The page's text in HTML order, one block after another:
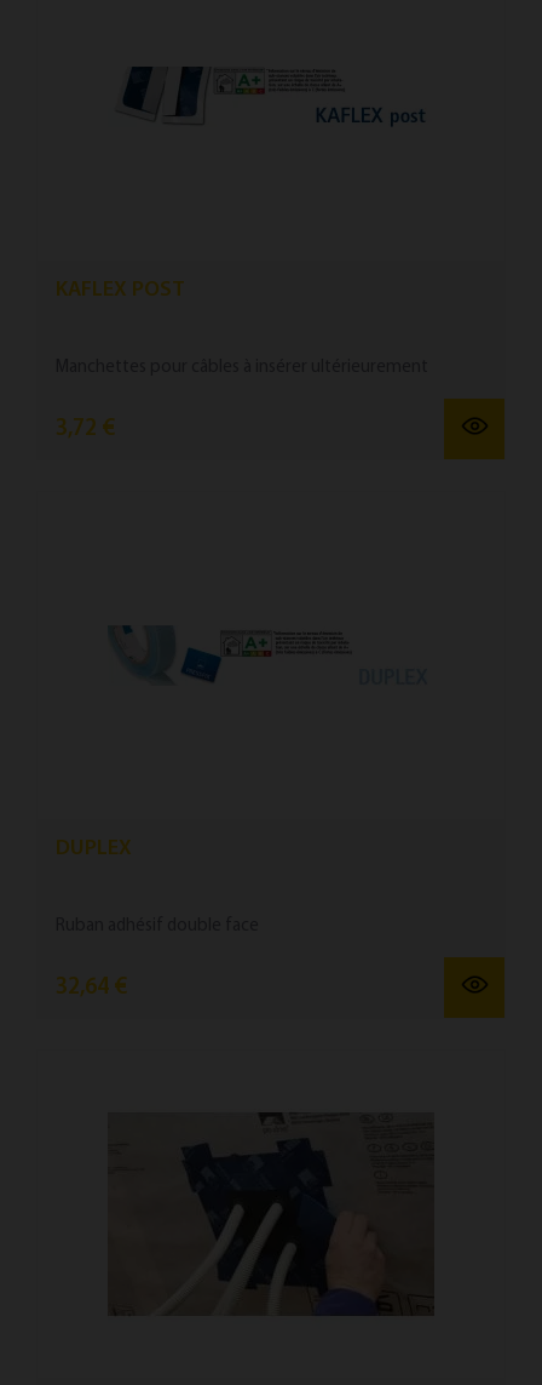
KAFLEX POST
3,72 €
DUPLEX
32,64 €